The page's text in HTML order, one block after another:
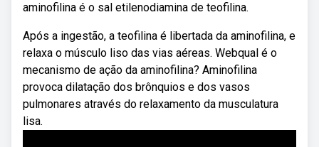
aminofilina é o sal etilenodiamina de teofilina.
Após a ingestão, a teofilina é libertada da aminofilina, e
relaxa o músculo liso das vias aéreas. Webqual é o
mecanismo de ação da aminofilina? Aminofilina
provoca dilatação dos brônquios e dos vasos
pulmonares através do relaxamento da musculatura
lisa.